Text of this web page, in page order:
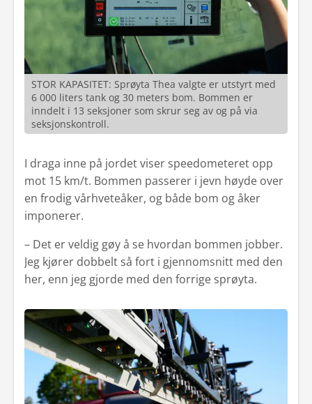
STOR KAPASITET: Sprøyta Thea valgte er utstyrt med
6 000 liters tank og 30 meters bom. Bommen er
inndelt i 13 seksjoner som skrur seg av og på via
seksjonskontroll.
I draga inne på jordet viser speedometeret opp
mot 15 km/t. Bommen passerer i jevn høyde over
en frodig vårhveteåker, og både bom og åker
imponerer.
– Det er veldig gøy å se hvordan bommen jobber.
Jeg kjører dobbelt så fort i gjennomsnitt med den
her, enn jeg gjorde med den forrige sprøyta.